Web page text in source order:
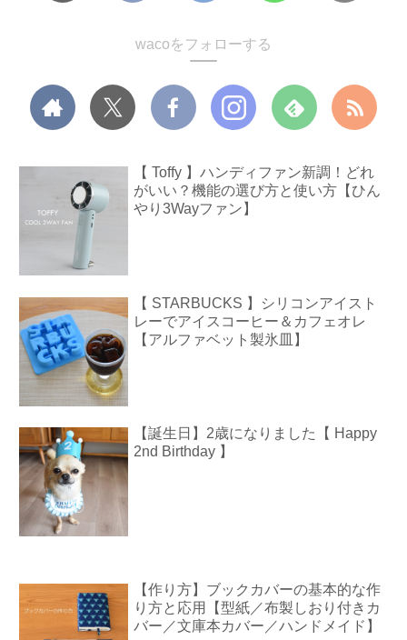
wacoをフォローする
【 Toffy 】ハンディファン新調！どれ
がいい？機能の選び方と使い方【ひん
やり3Wayファン】
【 STARBUCKS 】シリコンアイスト
レーでアイスコーヒー＆カフェオレ
【アルファベット製氷皿】
【誕生日】2歳になりました【 Happy
2nd Birthday 】
【作り方】ブックカバーの基本的な作
り方と応用【型紙／布製しおり付きカ
バー／文庫本カバー／ハンドメイド】